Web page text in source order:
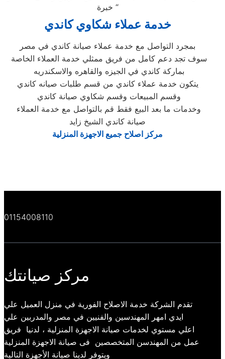
خبرة “
خدمة عملاء شكاوي كاندي
بمجرد التواصل مع خدمة عملاء صيانة كاندي في مصر
سوف تجد دعم كامل من فريق ممثلي خدمة العملاء الخاصة
بماركة كاندي في الجيزه والقاهره والاسكندريه
يتكون خدمة عملاء كاندي من قسم طلبات صيانه كاندي
وقسم المبيعات وقسم شكاوي صيانة كاندي
وخدمات ما بعد البيع فقط قم بالتواصل مع خدمة العملاء
صيانة كاندي الشيخ زايد
مركز اصلاح جميع الاجهزة المنزلية
01154008110
مركز صيانتك
تقدم الشركة خدمة الاصلاح الفورية في منزل العميل علي
ايدي امهر المهندسين والفنيين في مصر والمدربين علي
اعلي مستوي لخدمات صيانة الاجهزة المنزلية ، لدنيا فريق
عمل من المهندسن المتخصصين فى صيانة الاجهزة المنزلية
ويتوفر لدينا صيانة الأجهزة التالية